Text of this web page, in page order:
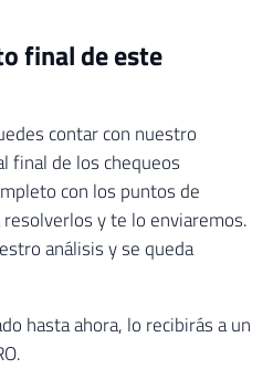
final de este
contar con nuestro
final de los chequeos
con los puntos de
y te lo enviaremos.
análisis y se queda
hasta ahora, lo recibirás a un